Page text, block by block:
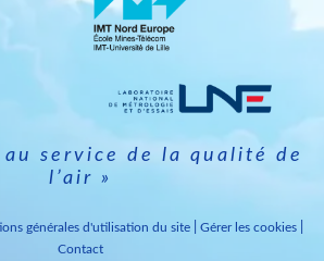
Image
au service de la qualité de
l’air »
générales d'utilisation du site
Gérer les cookies
Contact